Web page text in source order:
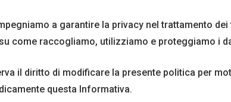
a garantire la privacy nel trattamento
come raccogliamo, utilizziamo e proteggiamo i
il diritto di modificare la presente politica per
questa Informativa.